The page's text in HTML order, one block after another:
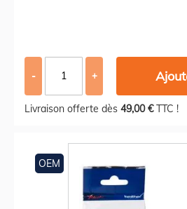
- +
Livraison offerte dès 49,00 €TTC !
OEM